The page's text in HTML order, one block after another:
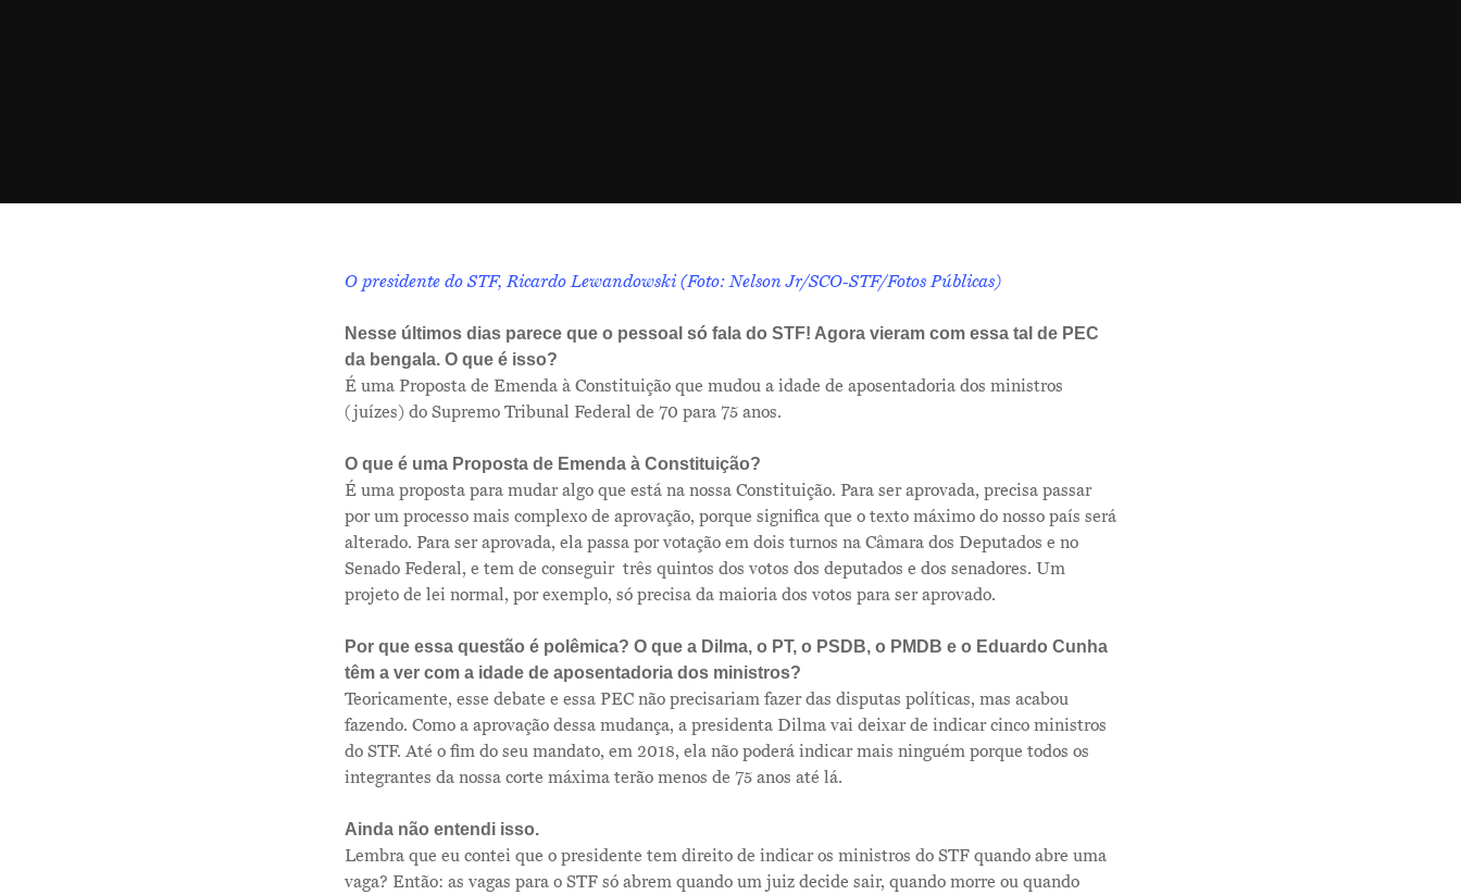
O presidente do STF, Ricardo Lewandowski (Foto: Nelson Jr/SCO-STF/Fotos Públicas)
Nesse últimos dias parece que o pessoal só fala do STF! Agora vieram com essa tal de PEC
da bengala. O que é isso?
É uma Proposta de Emenda à Constituição que mudou a idade de aposentadoria dos ministros
(juízes) do Supremo Tribunal Federal de 70 para 75 anos.
O que é uma Proposta de Emenda à Constituição?
É uma proposta para mudar algo que está na nossa Constituição. Para ser aprovada, precisa passar
por um processo mais complexo de aprovação, porque significa que o texto máximo do nosso país será
alterado. Para ser aprovada, ela passa por votação em dois turnos na Câmara dos Deputados e no
Senado Federal, e tem de conseguir três quintos dos votos dos deputados e dos senadores. Um
projeto de lei normal, por exemplo, só precisa da maioria dos votos para ser aprovado.
Por que essa questão é polêmica? O que a Dilma, o PT, o PSDB, o PMDB e o Eduardo Cunha
têm a ver com a idade de aposentadoria dos ministros?
Teoricamente, esse debate e essa PEC não precisariam fazer das disputas políticas, mas acabou
fazendo. Como a aprovação dessa mudança, a presidenta Dilma vai deixar de indicar cinco ministros
do STF. Até o fim do seu mandato, em 2018, ela não poderá indicar mais ninguém porque todos os
integrantes da nossa corte máxima terão menos de 75 anos até lá.
Ainda não entendi isso.
Lembra que eu contei que o presidente tem direito de indicar os ministros do STF quando abre uma
vaga? Então: as vagas para o STF só abrem quando um juiz decide sair, quando morre ou quando